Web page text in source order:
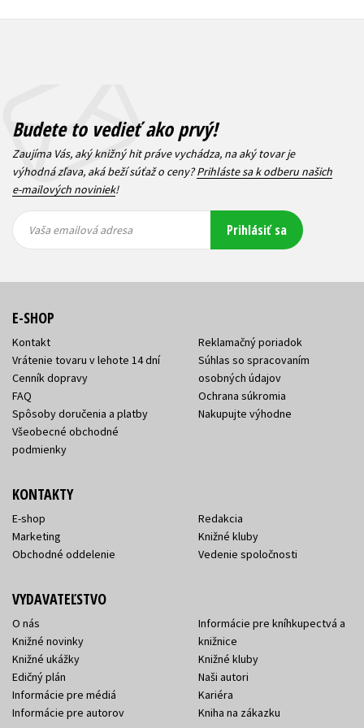
Budete to vedieť ako prvý!
Zaujíma Vás, aký knižný hit práve vychádza, na aký tovar je
výhodná zľava, aká beží súťaž o ceny?Prihláste sa k odberu našich
e-mailových noviniek!
emailová
emailová
Vaša emailová adresa Prihlásiť sa
E-SHOP
Kontakt
Vrátenie tovaru v lehote 14 dní
Cenník dopravy
FAQ
Spôsoby doručenia a platby
Všeobecné obchodné
podmienky
Reklamačný poriadok
Súhlas so spracovaním
osobných údajov
Ochrana súkromia
Nakupujte výhodne
KONTAKTY
E-shop
Marketing
Obchodné oddelenie
Redakcia
Knižné kluby
Vedenie spoločnosti
VYDAVATEĽSTVO
O nás
Knižné novinky
Knižné ukážky
Edičný plán
Informácie pre médiá
Informácie pre autorov
Informácie pre kníhkupectvá a
knižnice
Knižné kluby
Naši autori
Kariéra
Kniha na zákazku